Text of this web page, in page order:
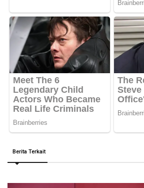
Berita Terkait